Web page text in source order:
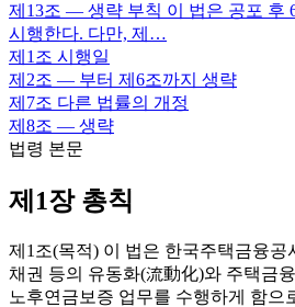
제13조 — 생략 부칙 이 법은 공포 후
시행한다. 다만, 제…
제1조 시행일
제2조 — 부터 제6조까지 생략
제7조 다른 법률의 개정
제8조 — 생략
법령 본문
제1장 총칙
제1조(목적) 이 법은 한국주택금융
채권 등의 유동화(流動化)와 주택금
노후연금보증 업무를 수행하게 함으